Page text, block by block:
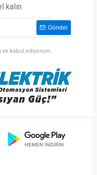
kalın
Gönder
ve kabul ediyorum.